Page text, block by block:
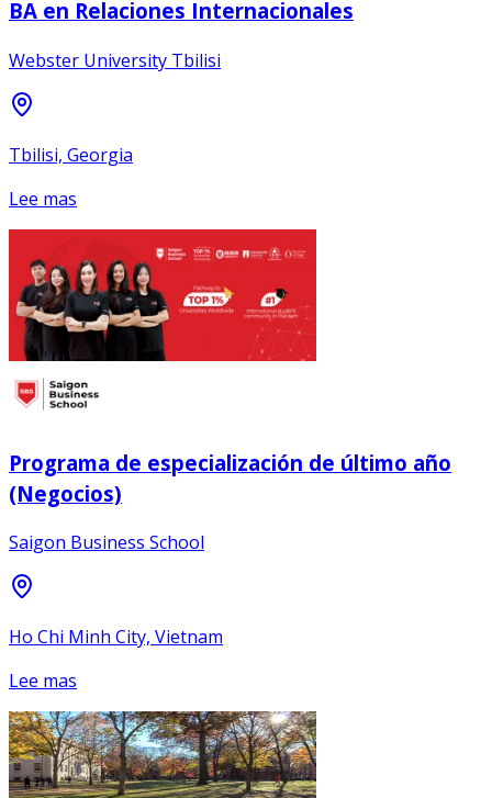
BA en Relaciones Internacionales
Webster University Tbilisi
Tbilisi, Georgia
Lee mas
Programa de especialización de último año
(Negocios)
Saigon Business School
Ho Chi Minh City, Vietnam
Lee mas